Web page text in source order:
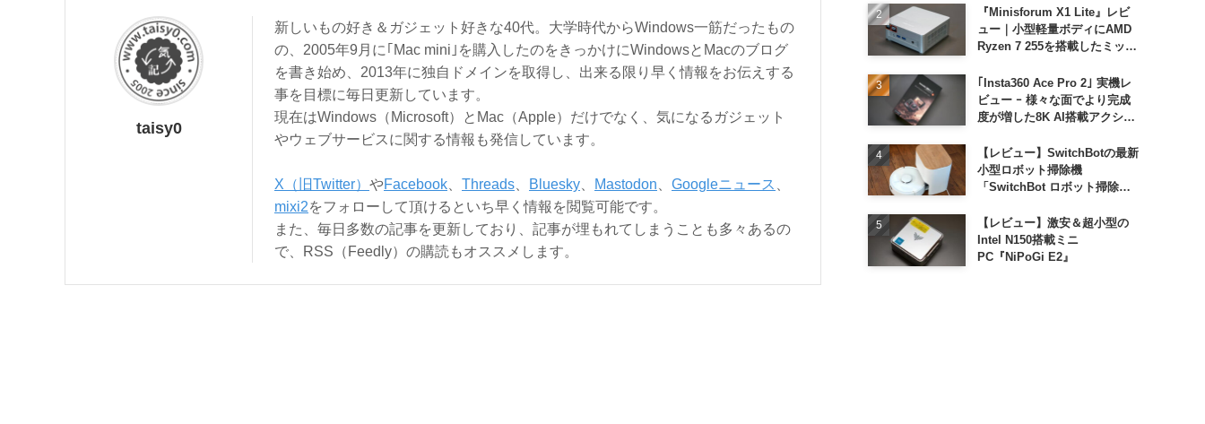
taisy0
新しいもの好き＆ガジェット好きな40代。大学時代からWindows一筋だったもの
の、2005年9月に｢Mac mini｣を購入したのをきっかけにWindowsとMacのブログ
を書き始め、2013年に独自ドメインを取得し、出来る限り早く情報をお伝えする
事を目標に毎日更新しています。
現在はWindows（Microsoft）とMac（Apple）だけでなく、気になるガジェット
やウェブサービスに関する情報も発信しています。
X（旧Twitter） やFacebook Threads Bluesky Mastodon Googleニュース
mixi2をフォローして頂けるといち早く情報を閲覧可能です。
また、毎日多数の記事を更新しており、記事が埋もれてしまうことも多々あるの
で、RSS（Feedly）の購読もオススメします。
高性能
『Minisforum X1 Lite』レビ
ュー｜小型軽量ボディにAMD
Ryzen 7 255を搭載したミッド
｢Insta360 Ace Pro 2｣ 実機レ
ビュー ｰ 様々な面でより完成
度が増した8K AI搭載アクショ
【レビュー】SwitchBotの最新
小型ロボット掃除機
「SwitchBot ロボット掃除機
【レビュー】激安＆超小型の
Intel N150搭載ミニ
PC『NiPoGi E2』